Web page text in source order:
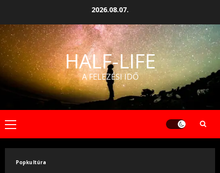
content
2026.08.07.
HALF-LIFE
A FELEZÉSI IDŐ
Primary
Menu
Popkultúra